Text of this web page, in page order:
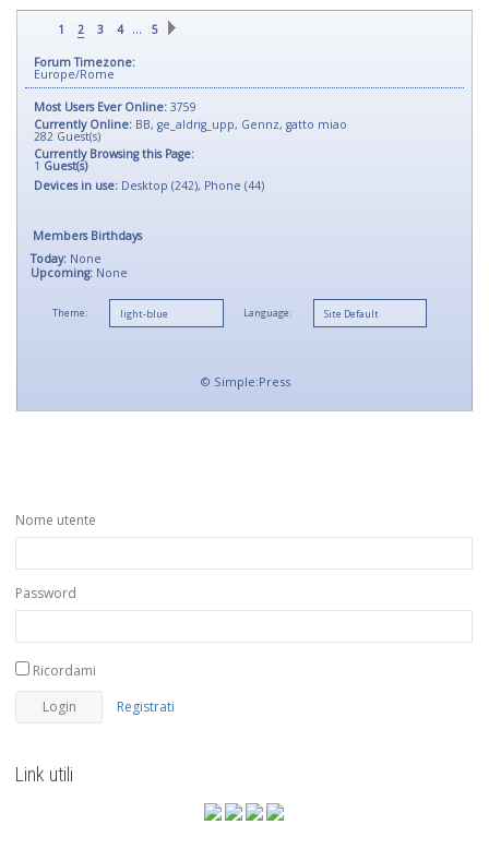
1 2 3 4 … 5
Forum Timezone:
Europe/Rome
Most Users Ever Online: 3759
Currently Online: BB, ge_aldrig_upp, Gennz, gatto miao
282 Guest(s)
Currently Browsing this Page:
1 Guest(s)
Devices in use: Desktop (242), Phone (44)
Members Birthdays
Today: None
Upcoming: None
Theme: Language:
© Simple:Press
Nome utente
Password
Ricordami
Registrati
Link utili